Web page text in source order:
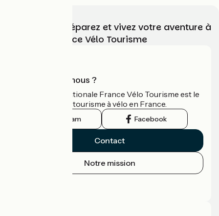
Choisissez, préparez et vivez votre aventure à
vélo avec France Vélo Tourisme
Qui sommes-nous ?
L'association nationale France Vélo Tourisme est le
guide officiel du tourisme à vélo en France.
Instagram Facebook
Contact
Notre mission